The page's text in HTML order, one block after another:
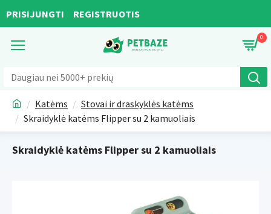
PRISIJUNGTI REGISTRUOTIS
0
Katėms
Stovai ir draskyklės katėms
Skraidyklė katėms Flipper su 2 kamuoliais
Skraidyklė katėms Flipper su 2 kamuoliais